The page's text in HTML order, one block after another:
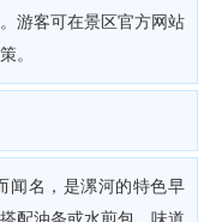
游客可在景区官方网站
。
闻名，是漯河的特色早